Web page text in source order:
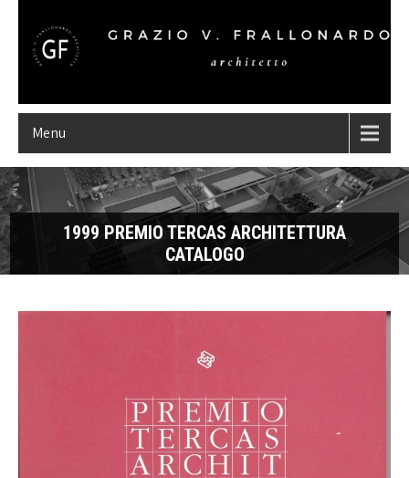
Menu
1999 PREMIO TERCAS ARCHITETTURA
CATALOGO